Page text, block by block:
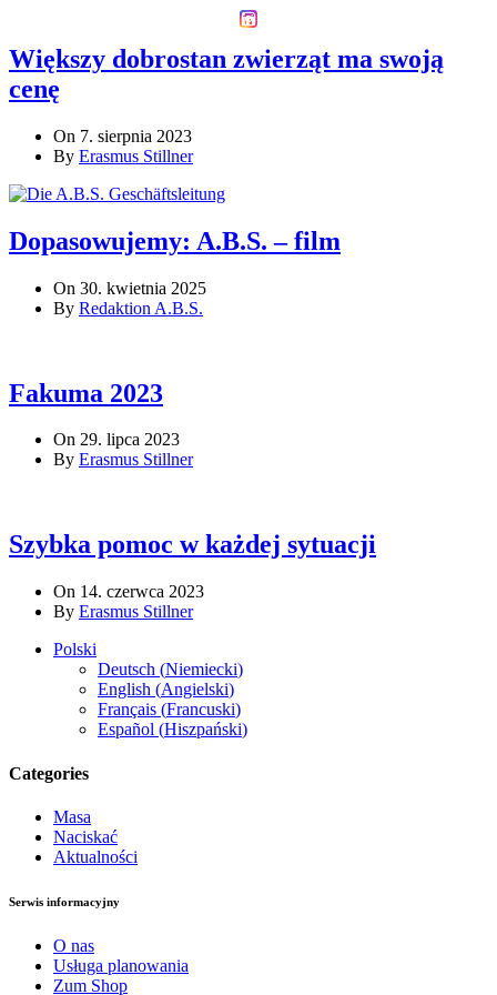
Większy dobrostan zwierząt ma swoją
cenę
On 7. sierpnia 2023
By Erasmus Stillner
Dopasowujemy: A.B.S. – film
On 30. kwietnia 2025
By Redaktion A.B.S.
Fakuma 2023
On 29. lipca 2023
By Erasmus Stillner
Szybka pomoc w każdej sytuacji
On 14. czerwca 2023
By Erasmus Stillner
Polski
Deutsch (Niemiecki)
English (Angielski)
Français (Francuski)
Español (Hiszpański)
Categories
Masa
Naciskać
Aktualności
Serwis informacyjny
O nas
Usługa planowania
Zum Shop